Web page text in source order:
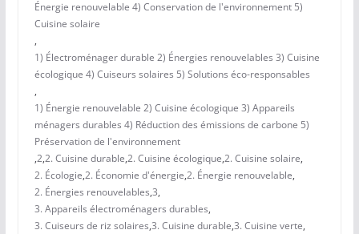
Énergie renouvelable 4) Conservation de l'environnement 5)
Cuisine solaire
,
1) Électroménager durable 2) Énergies renouvelables 3) Cuisine
écologique 4) Cuiseurs solaires 5) Solutions éco-responsables
,
1) Énergie renouvelable 2) Cuisine écologique 3) Appareils
ménagers durables 4) Réduction des émissions de carbone 5)
Préservation de l'environnement
,2,2. Cuisine durable,2. Cuisine écologique,2. Cuisine solaire,
2. Écologie,2. Économie d'énergie,2. Énergie renouvelable,
2. Énergies renouvelables,3,
3. Appareils électroménagers durables,
3. Cuiseurs de riz solaires,3. Cuisine durable,3. Cuisine verte,